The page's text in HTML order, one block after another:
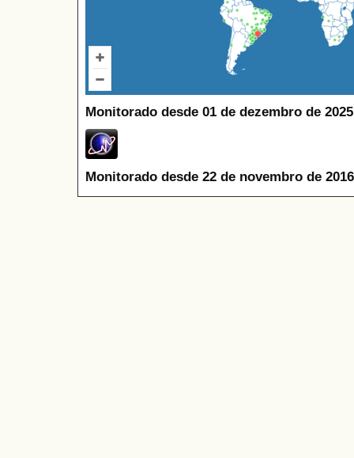
Monitorado desde 01 de dezembro de
Monitorado desde 22 de novembro de